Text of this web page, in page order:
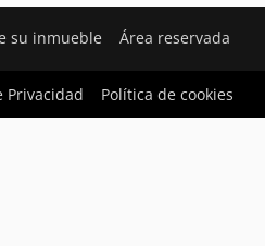
su inmueble Área reservada
Privacidad Política de cookies